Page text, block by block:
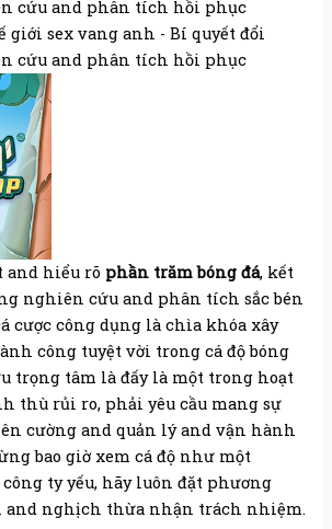
and hiểu rõ phần trăm bóng đá, kết
nghiên cứu and phân tích sắc bén
cược công dụng là chìa khóa xây
công tuyệt vời trong cá độ bóng
trọng tâm là đấy là một trong hoạt
thù rủi ro, phải yêu cầu mang sự
cường and quản lý and vận hành
bao giờ xem cá độ như một
ty yếu, hãy luôn đặt phương
and nghịch thừa nhận trách nhiệm.